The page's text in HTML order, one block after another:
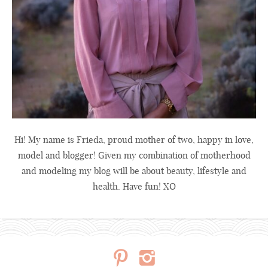
Hi! My name is Frieda, proud mother of two, happy in love,
model and blogger! Given my combination of motherhood
and modeling my blog will be about beauty, lifestyle and
health. Have fun! XO